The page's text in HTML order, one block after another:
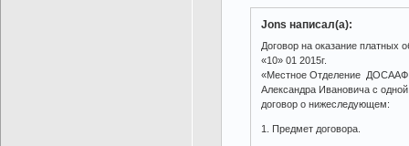
Jons написал(а):
Договор на оказание платных
«10» 01 2015г.
«Местное Отделение ДОСААФ
Александра Ивановича с
договор о нижеследующем:
1. Предмет договора.